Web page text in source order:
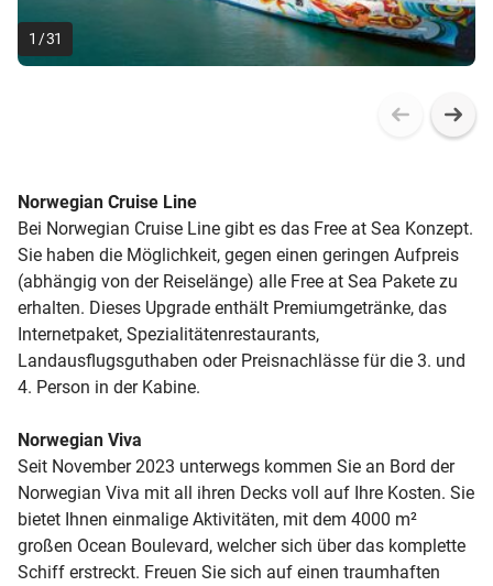
1 /31
Norwegian Cruise Line
Bei Norwegian Cruise Line gibt es das Free at Sea Konzept.
Sie haben die Möglichkeit, gegen einen geringen Aufpreis
(abhängig von der Reiselänge) alle Free at Sea Pakete zu
erhalten. Dieses Upgrade enthält Premiumgetränke, das
Internetpaket, Spezialitätenrestaurants,
Landausflugsguthaben oder Preisnachlässe für die 3. und
4. Person in der Kabine.
Norwegian Viva
Seit November 2023 unterwegs kommen Sie an Bord der
Norwegian Viva mit all ihren Decks voll auf Ihre Kosten. Sie
bietet Ihnen einmalige Aktivitäten, mit dem 4000 m²
großen Ocean Boulevard, welcher sich über das komplette
Schiff erstreckt. Freuen Sie sich auf einen traumhaften